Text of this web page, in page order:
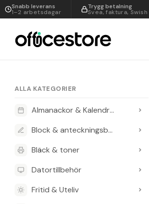
Snabb leverans
1–2 arbetsdagar
Trygg betalning
Svea, faktura, Swish
ALLA KATEGORIER
Almanackor & Kalendrar
Block & anteckningsböcker
Bläck & toner
Datortillbehör
Fritid & Uteliv